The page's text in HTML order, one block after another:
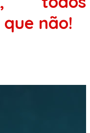
não!